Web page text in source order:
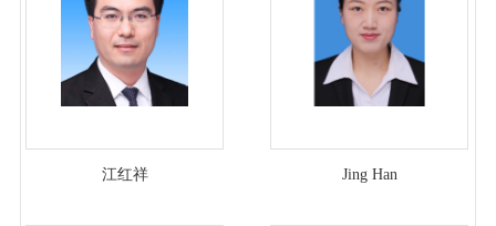
江红祥 Jing Han